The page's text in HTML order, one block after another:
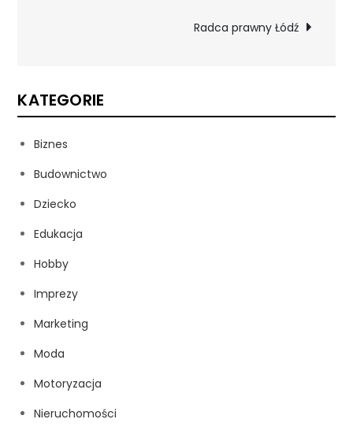
Radca prawny Łódź
KATEGORIE
Biznes
Budownictwo
Dziecko
Edukacja
Hobby
Imprezy
Marketing
Moda
Motoryzacja
Nieruchomości